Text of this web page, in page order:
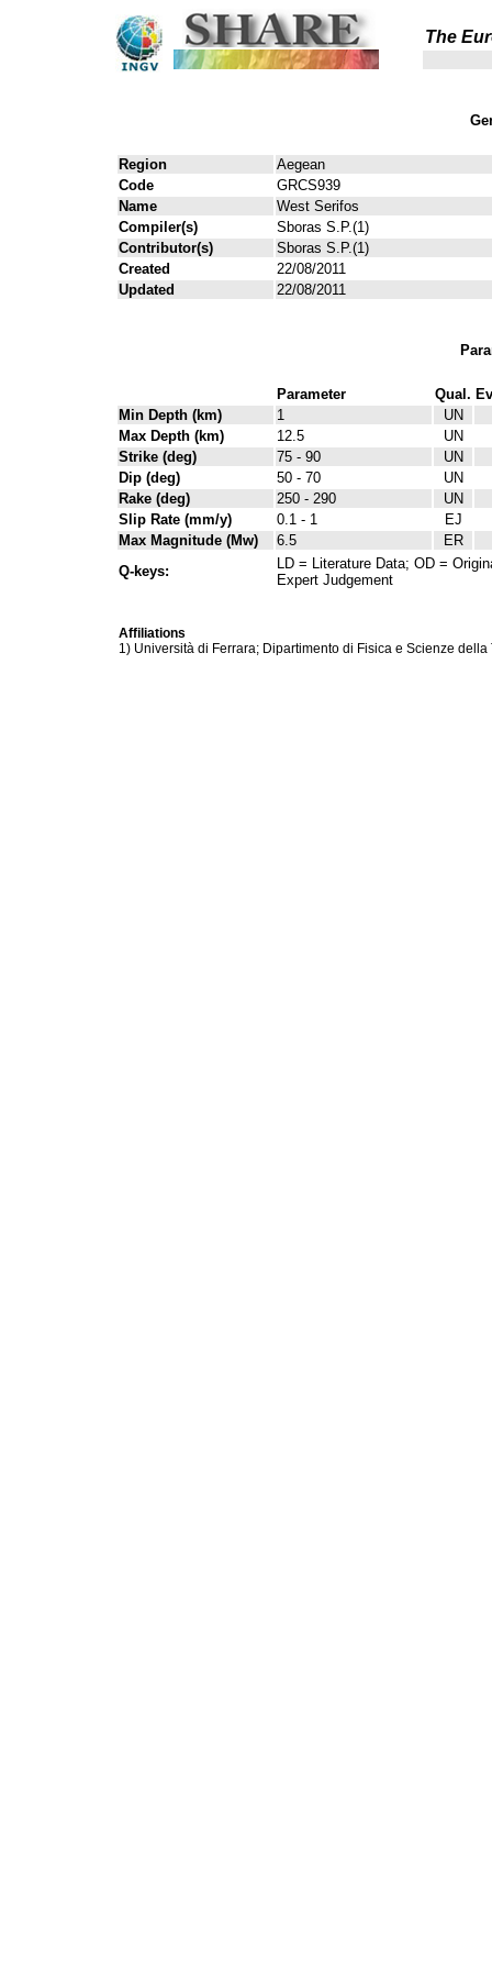
The
Region
Aegean
Code
GRCS939
Name
West Serifos
Compiler(s)
Sboras S.P.(1)
Contributor(s)
Sboras S.P.(1)
Created
22/08/2011
Updated
22/08/2011
Parameter Qual.
Min Depth (km)
1
UN
Max Depth (km)
12.5
UN
Strike (deg)
75 - 90
UN
Dip (deg)
50 - 70
UN
Rake (deg)
250 - 290
UN
Slip Rate (mm/y)
0.1 - 1
EJ
Max Magnitude (Mw)
6.5
ER
Q-keys:
LD = Literature Data; OD =
Expert Judgement
Affiliations
1) Università di Ferrara; Dipartimento di Fisica e Scienze